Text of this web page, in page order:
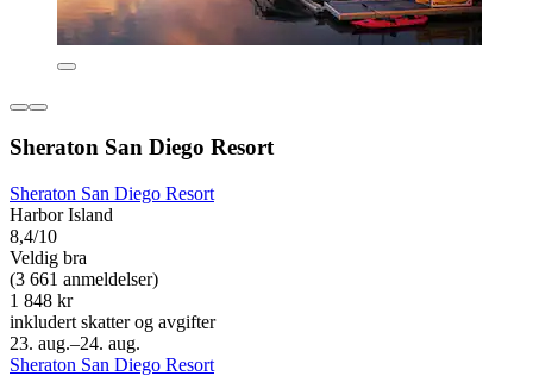
Sheraton San Diego Resort
Sheraton San Diego Resort
Harbor Island
8,4/10
Veldig bra
(3 661 anmeldelser)
1 848 kr
inkludert skatter og avgifter
23. aug.–24. aug.
Sheraton San Diego Resort